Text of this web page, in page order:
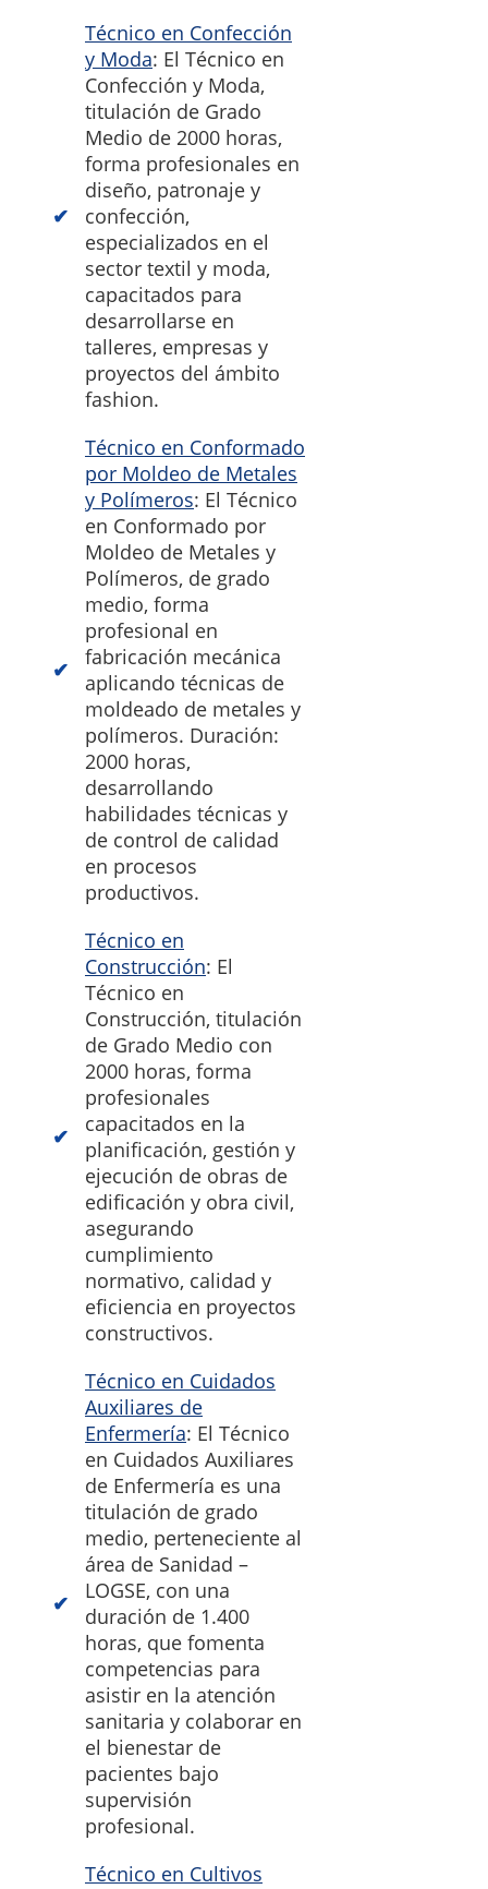
Técnico en Confección
y Moda: El Técnico en
Confección y Moda,
titulación de Grado
Medio de 2000 horas,
forma profesionales en
diseño, patronaje y
confección,
especializados en el
sector textil y moda,
capacitados para
desarrollarse en
talleres, empresas y
proyectos del ámbito
fashion.
Técnico en Conformado
por Moldeo de Metales
y Polímeros: El Técnico
en Conformado por
Moldeo de Metales y
Polímeros, de grado
medio, forma
profesional en
fabricación mecánica
aplicando técnicas de
moldeado de metales y
polímeros. Duración:
2000 horas,
desarrollando
habilidades técnicas y
de control de calidad
en procesos
productivos.
Técnico en
Construcción: El
Técnico en
Construcción, titulación
de Grado Medio con
2000 horas, forma
profesionales
capacitados en la
planificación, gestión y
ejecución de obras de
edificación y obra civil,
asegurando
cumplimiento
normativo, calidad y
eficiencia en proyectos
constructivos.
Técnico en Cuidados
Auxiliares de
Enfermería: El Técnico
en Cuidados Auxiliares
de Enfermería es una
titulación de grado
medio, perteneciente al
área de Sanidad –
LOGSE, con una
duración de 1.400
horas, que fomenta
competencias para
asistir en la atención
sanitaria y colaborar en
el bienestar de
pacientes bajo
supervisión
profesional.
Técnico en Cultivos